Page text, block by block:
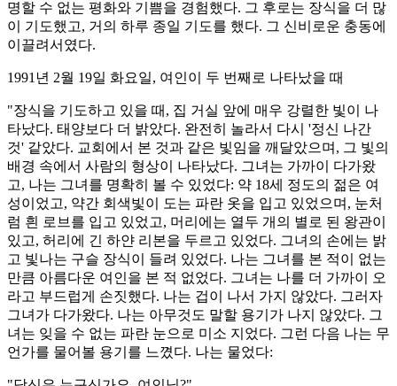
명할 수 없는 평화와 기쁨을 경험했다. 그 후로는 장식을 더 많
이 기도했고, 거의 하루 종일 기도를 했다. 그 신비로운 충동에
이끌려서였다.
1991년 2월 19일 화요일, 여인이 두 번째로 나타났을 때
"장식을 기도하고 있을 때, 집 거실 앞에 매우 강렬한 빛이 나
타났다. 태양보다 더 밝았다. 완전히 놀라서 다시 '정신 나간
것' 같았다. 교회에서 본 것과 같은 빛임을 깨달았으며, 그 빛의
배경 속에서 사람의 형상이 나타났다. 그녀는 가까이 다가왔
고, 나는 그녀를 명확히 볼 수 있었다: 약 18세 정도의 젊은 여
성이었고, 약간 회색빛이 도는 파란 옷을 입고 있었으며, 눈처
럼 흰 로브를 입고 있었고, 머리에는 열두 개의 별로 된 왕관이
있고, 허리에 긴 하얀 리본을 두르고 있었다. 그녀의 손에는 밝
고 빛나는 구슬 장식이 들려 있었다. 나는 그녀를 본 적이 없는
만큼 아름다운 여인을 본 적 없었다. 그녀는 나를 더 가까이 오
라고 부드럽게 손짓했다. 나는 겁이 나서 가지 않았다. 그러자
그녀가 다가왔다. 나는 아무것도 말할 용기가 나지 않았다. 그
녀는 잊을 수 없는 파란 눈으로 미소 지었다. 그런 다음 나는 무
언가를 물어볼 용기를 느꼈다. 나는 물었다: